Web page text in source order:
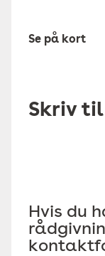
Se på kort
Skriv til
Hvis du